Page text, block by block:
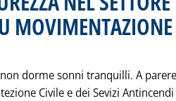
dorme sonni tranquilli. A
Civile e dei Sevizi